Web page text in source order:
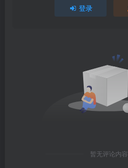
登录
暂无评论内容